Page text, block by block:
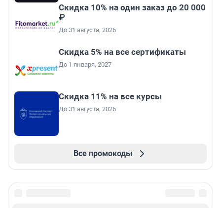
Скидка 10% на один заказ до 20 000
₽
До 31 августа, 2026
Скидка 5% на все сертификаты
До 1 января, 2027
Скидка 11% на все курсы
До 31 августа, 2026
Все промокоды